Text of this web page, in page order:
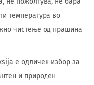
не пожолтува, не бара
температура во
чистење од прашина
е одличен избор за
и природен